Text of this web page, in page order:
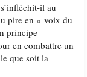
il au
pire en « voix du
principe
en combattre un
que soit la